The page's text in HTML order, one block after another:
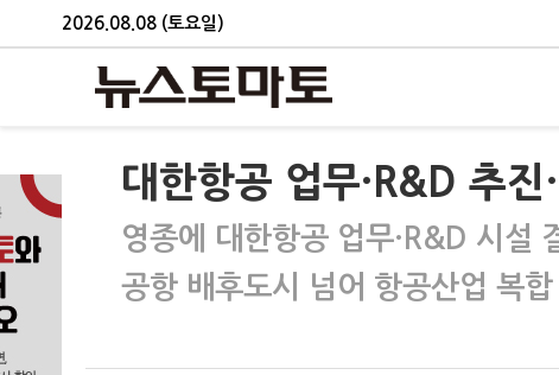
2026.08.08 (토요일)
대한항공 업무·R&D 추
영종에 대한항공 업무·R&D 시설
공항 배후도시 넘어 항공산업 복